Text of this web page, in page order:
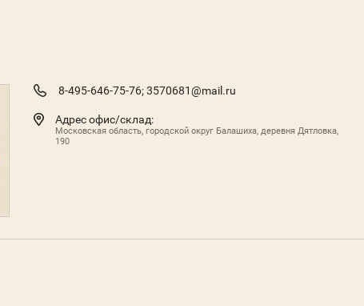
8-495-646-75-76; 3570681@mail.ru
Адрес офис/склад:
Московская область, городской округ Балашиха, деревня Дятловка,
190